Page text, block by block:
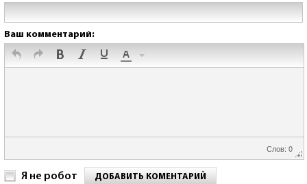
Ваш комментарий:
Слов: 0
Я не робот ДОБАВИТЬ КОМЕНТАРИЙ